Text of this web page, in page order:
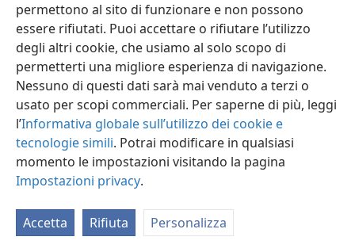
permettono al sito di funzionare e non possono
essere rifiutati. Puoi accettare o rifiutare l’utilizzo
degli altri cookie, che usiamo al solo scopo di
permetterti una migliore esperienza di navigazione.
Nessuno di questi dati sarà mai venduto a terzi o
usato per scopi commerciali. Per saperne di più, leggi
l’Informativa globale sull’utilizzo dei cookie e
tecnologie simili. Potrai modificare in qualsiasi
momento le impostazioni visitando la pagina
Impostazioni privacy.
Accetta Rifiuta Personalizza
Italiano Condividi Impostazioni
Copyright© 2026 Watch Tower Bible and Tract Society of Pennsylvania
Condizioni d’uso Informativa sulla privacy
Impostazioni privacy
JW.ORG
Accedi